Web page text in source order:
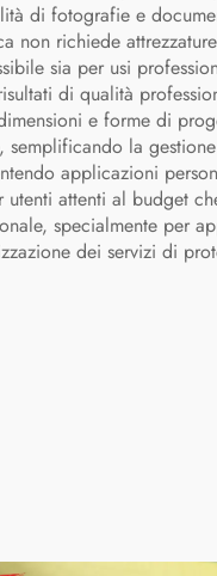
di fotografie e
non richiede
sia per usi
di qualità
e forme di
la
applicazioni
attenti al budget
specialmente per
dei servizi di